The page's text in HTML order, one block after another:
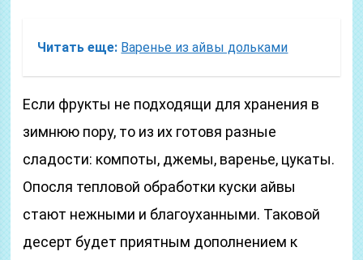
Читать еще: Варенье из айвы дольками
Если фрукты не подходящи для хранения в
зимнюю пору, то из их готовя разные
сладости: компоты, джемы, варенье, цукаты.
Опосля тепловой обработки куски айвы
стают нежными и благоуханными. Таковой
десерт будет приятным дополнением к